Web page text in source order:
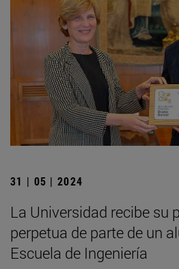
31 | 05 | 2024
La Universidad recibe su
perpetua de parte de un
Escuela de Ingeniería